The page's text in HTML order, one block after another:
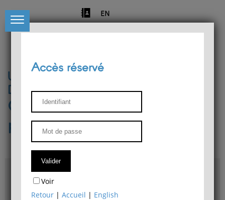
EN
Université de Liège
Département de philosophie
Centre de recherches
phénoménologiques
Accès & plans
Bibliothèque du Département de philosophie
Accès réservé
Voir
Retour |Accueil | English